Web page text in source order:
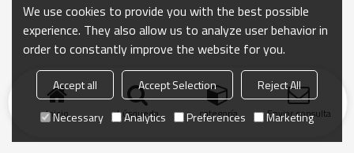
Inicio búsqueda categoría Enviar consulta
We use cookies to provide you with the best possible
experience. They also allow us to analyze user behavior in
order to constantly improve the website for you.
Accept all Accept Selection
Reject All
Necessary
Analytics Preferences Marketing